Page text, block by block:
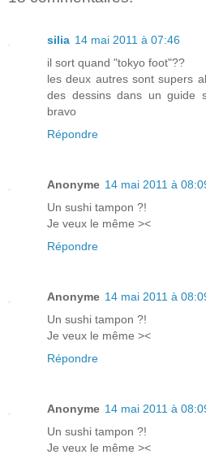
silia 14 mai 2011 à 07:46
il sort quand "tokyo foot"??
les deux autres sont supers
des dessins dans un guide
bravo
Répondre
Anonyme 14 mai 2011 à
Un sushi tampon ?!
Je veux le même ><
Répondre
Anonyme 14 mai 2011 à
Un sushi tampon ?!
Je veux le même ><
Répondre
Anonyme 14 mai 2011 à
Un sushi tampon ?!
Je veux le même ><